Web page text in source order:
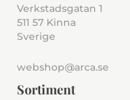
Verkstadsgatan 1
511 57 Kinna
Sverige
webshop@arca.se
Sortiment